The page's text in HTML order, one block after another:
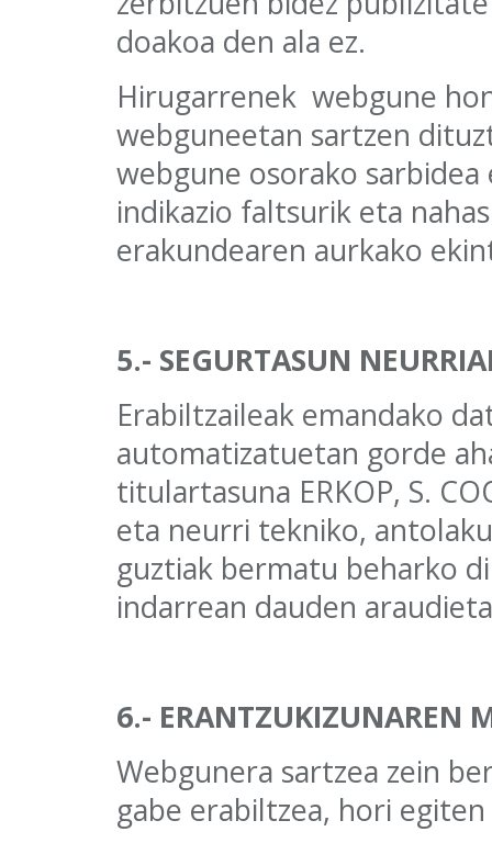
doakoa den ala ez.
Hirugarrenek webgune
webguneetan sartzen
webgune osorako
indikazio faltsurik eta
erakundearen aurkako
5.- SEGURTASUN
Erabiltzaileak emandako
automatizatuetan gorde
titulartasuna ERKOP, S.
eta neurri tekniko,
guztiak bermatu beharko
indarrean dauden
6.- ERANTZUKIZUNAREN
Webgunera sartzea zein
gabe erabiltzea, hori